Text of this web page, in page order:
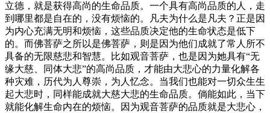
立德，就是获得高尚的生命品质。一个具有高尚品质的人，走
到哪里都是自在的，没有烦恼的。凡夫为什么是凡夫？正是因
为内心充满无明和烦恼，这些品质决定他的生命状态是低下
的。而佛菩萨之所以是佛菩萨，则是因为他们成就了常人所不
具备的无限慈悲和智慧。比如观音菩萨，也是因为她具有“无
缘大慈、同体大悲”的高尚品质，才能由大悲心的力量化解各
种灾难，历代为人尊崇，为人忆念。当我们也能对一切众生生
起大悲时，同样能成就大慈大悲的生命品质。倘能如此，当下
就能化解生命内在的烦恼。因为观音菩萨的品质就是大悲心，